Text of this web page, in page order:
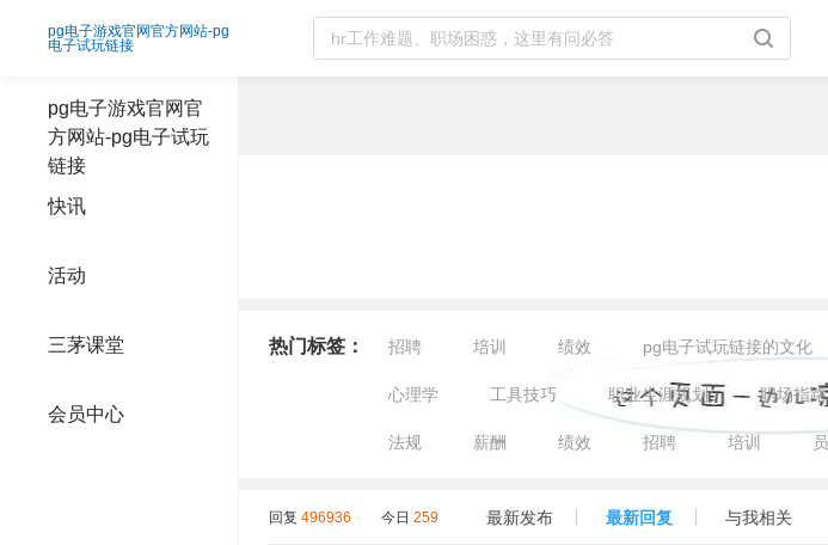
政策解读精选问答-pg电子游戏官网官方网站
pg电子游戏官网官方网站-pg
电子试玩链接
pg电子游戏官网官
方网站-pg电子试玩
链接
快讯
活动
三茅课堂
会员中心
热门标签： 招聘 培训 绩效 pg电子试玩链接的文化
心理学 工具技巧 职业生涯规划 职场指路
法规 薪酬 绩效 招聘 培训
回复 496936 今日 259 最新发布 最新回复 与我相关